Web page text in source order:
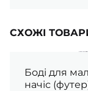
СХОЖІ
Боді для
начіс